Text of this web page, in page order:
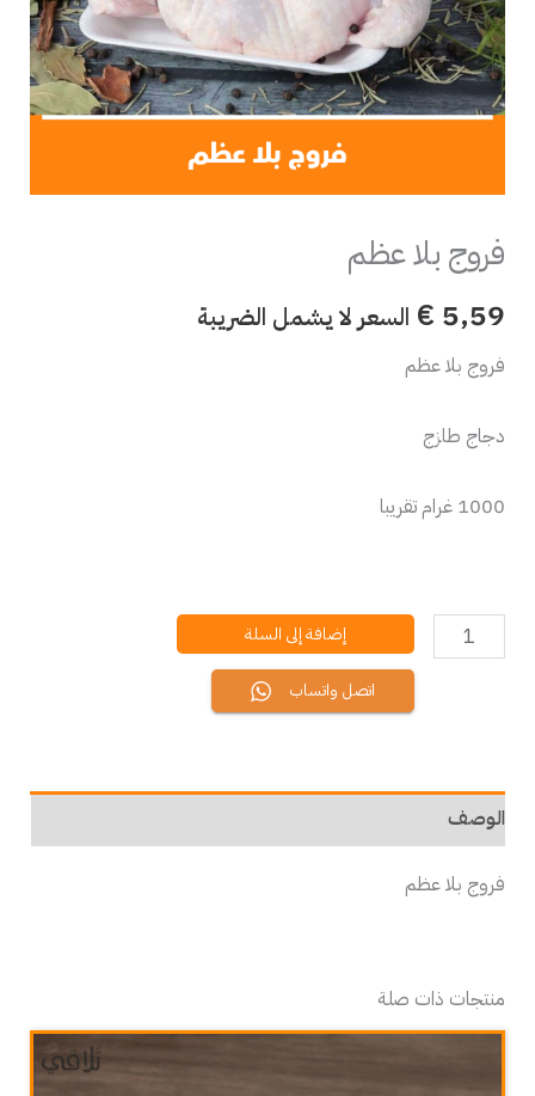
فروج بلا عظم
€ 5,59 السعر لا يشمل الضريبة
فروج بلا عظم
دجاج طازج
1000 غرام تقريبا
إضافة إلى السلة
اتصل واتساب
الوصف
فروج بلا عظم
منتجات ذات صلة